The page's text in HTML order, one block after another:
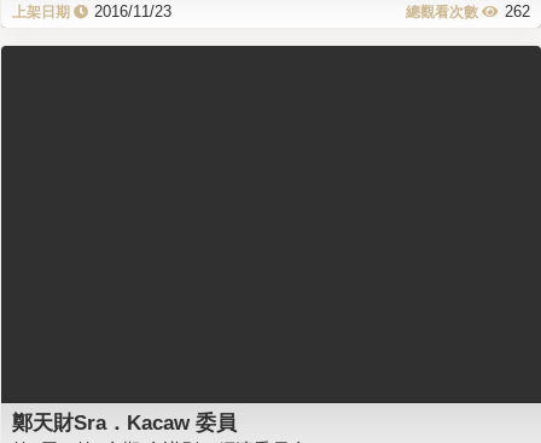
2016/11/23 262
鄭天財Sra．Kacaw 委員